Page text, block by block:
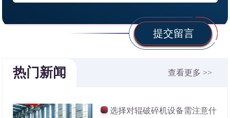
提交留言
热门新闻 查看更多 >>
选择对辊破碎机设备需注意什